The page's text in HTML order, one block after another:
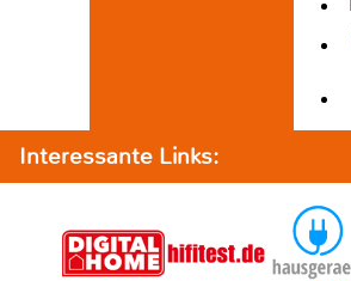
Interessante Links: